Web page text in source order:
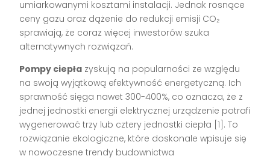
umiarkowanymi kosztami instalacji. Jednak rosnące
ceny gazu oraz dążenie do redukcji emisji CO₂
sprawiają, że coraz więcej inwestorów szuka
alternatywnych rozwiązań.
Pompy ciepła zyskują na popularności ze względu
na swoją wyjątkową efektywność energetyczną. Ich
sprawność sięga nawet 300-400%, co oznacza, że z
jednej jednostki energii elektrycznej urządzenie potrafi
wygenerować trzy lub cztery jednostki ciepła [1]. To
rozwiązanie ekologiczne, które doskonale wpisuje się
w nowoczesne trendy budownictwa